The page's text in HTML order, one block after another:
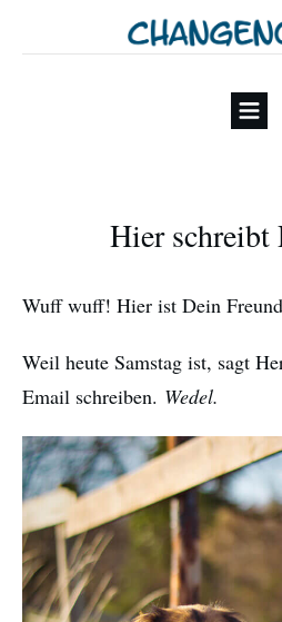
Hier schreibt
Wuff wuff! Hier ist Dein
Weil heute Samstag ist, sagt
Email schreiben. Wedel.